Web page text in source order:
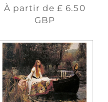
Prix
habituel
À partir de£ 6.50
GBP